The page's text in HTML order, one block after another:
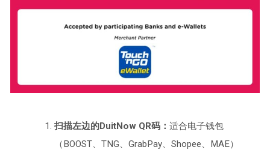
扫描左边的DuitNow QR码： 适合电子钱包
（BOOST、TNG、GrabPay、Shopee、MAE）